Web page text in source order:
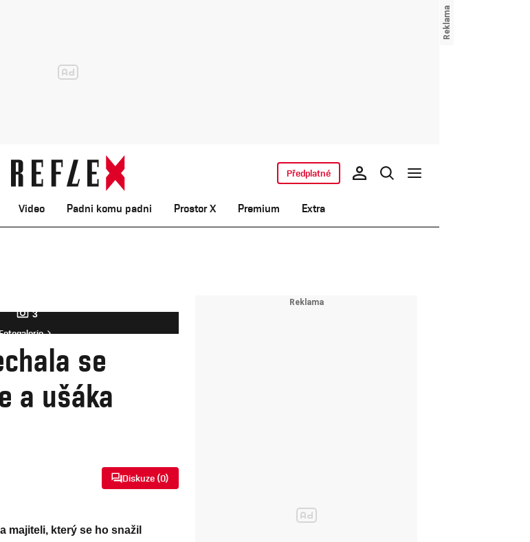
Video Padni komu padni Prostor X Premium Extra
Předplatné
3
se
a ušáka
Diskuze (0)
majiteli, který se ho snažil